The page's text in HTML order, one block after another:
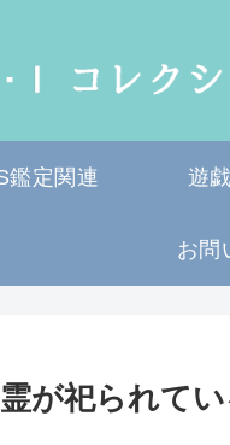
鑑定関連 遊
お問
が祀られて